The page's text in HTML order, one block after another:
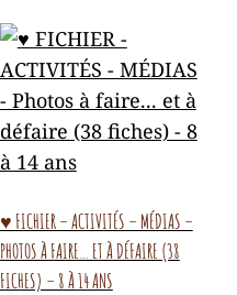
♥ FICHIER – ACTIVITÉS – MÉDIAS –
PHOTOS À FAIRE… ET À DÉFAIRE (38
FICHES) – 8 À 14 ANS